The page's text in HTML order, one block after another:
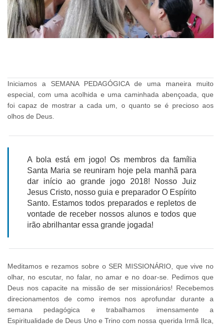
Iniciamos a SEMANA PEDAGÓGICA de uma maneira muito
especial, com uma acolhida e uma caminhada abençoada, que
foi capaz de mostrar a cada um, o quanto se é precioso aos
olhos de Deus.
A bola está em jogo! Os membros da família
Santa Maria se reuniram hoje pela manhã para
dar início ao grande jogo 2018! Nosso Juiz
Jesus Cristo, nosso guia e preparador O Espírito
Santo. Estamos todos preparados e repletos de
vontade de receber nossos alunos e todos que
irão abrilhantar essa grande jogada!
Meditamos e rezamos sobre o SER MISSIONÁRIO, que vive no
olhar, no escutar, no falar, no amar e no doar-se. Pedimos que
Deus nos capacite na missão de ser missionários! Recebemos
direcionamentos de como iremos nos aprofundar durante a
semana pedagógica e trabalhamos imensamente a
Espiritualidade de Deus Uno e Trino com nossa querida Irmã Ilca,